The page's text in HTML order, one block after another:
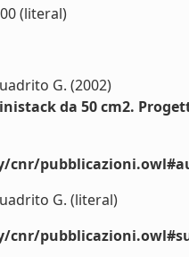
(literal)
G. (2002)
da 50 cm2.
cnr/
G. (literal)